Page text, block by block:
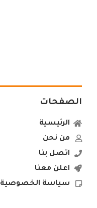
الصفحات
الرئيسية
من نحن
اتصل بنا
اعلن معنا
سياسة الخصوصية